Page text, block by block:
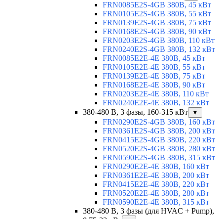
FRN0085E2S-4GB 380В, 45 кВт
FRN0105E2S-4GB 380В, 55 кВт
FRN0139E2S-4GB 380В, 75 кВт
FRN0168E2S-4GB 380В, 90 кВт
FRN0203E2S-4GB 380В, 110 кВт
FRN0240E2S-4GB 380В, 132 кВт
FRN0085E2E-4E 380В, 45 кВт
FRN0105E2E-4E 380В, 55 кВт
FRN0139E2E-4E 380В, 75 кВт
FRN0168E2E-4E 380В, 90 кВт
FRN0203E2E-4E 380В, 110 кВт
FRN0240E2E-4E 380В, 132 кВт
380-480 В, 3 фазы, 160-315 кВт
▼
FRN0290E2S-4GB 380В, 160 кВт
FRN0361E2S-4GB 380В, 200 кВт
FRN0415E2S-4GB 380В, 220 кВт
FRN0520E2S-4GB 380В, 280 кВт
FRN0590E2S-4GB 380В, 315 кВт
FRN0290E2E-4E 380В, 160 кВт
FRN0361E2E-4E 380В, 200 кВт
FRN0415E2E-4E 380В, 220 кВт
FRN0520E2E-4E 380В, 280 кВт
FRN0590E2E-4E 380В, 315 кВт
380-480 В, 3 фазы (для HVAC + Pump),